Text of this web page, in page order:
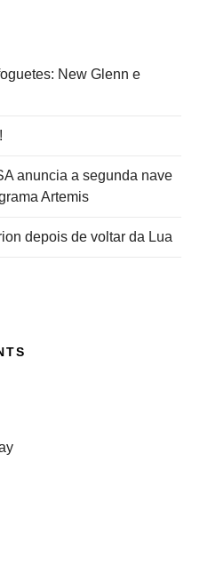
New Glenn e
anuncia a segunda nave
Artemis
depois de voltar da Lua